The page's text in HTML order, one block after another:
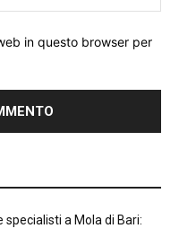
in questo browser per
specialisti a Mola di Bari: